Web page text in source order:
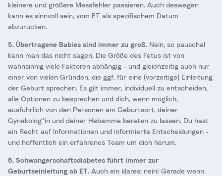
kleinere und größere Messfehler passieren. Auch deswegen
kann es sinnvoll sein, vom ET als spezifischem Datum
abzurücken.
5. Übertragene Babies sind immer zu groß. Nein, so pauschal
kann man das nicht sagen. Die Größe des Fetus ist von
wahnsinnig viele Faktoren abhängig - und gleichzeitig auch nur
einer von vielen Gründen, die ggf. für eine (vorzeitige) Einleitung
der Geburt sprechen. Es gilt immer, individuell zu entscheiden,
alle Optionen zu besprechen und dich, wenn möglich,
ausführlich von den Personen am Geburtsort, deiner
Gynäkolog*in und deiner Hebamme beraten zu lassen. Du hast
ein Recht auf Informationen und informierte Entscheidungen -
und hoffentlich ein erfahrenes Team um dich herum.
6. Schwangerschaftsdiabetes führt immer zur
Geburtseinleitung ab ET. Auch ein klares: nein! Gerade wenn